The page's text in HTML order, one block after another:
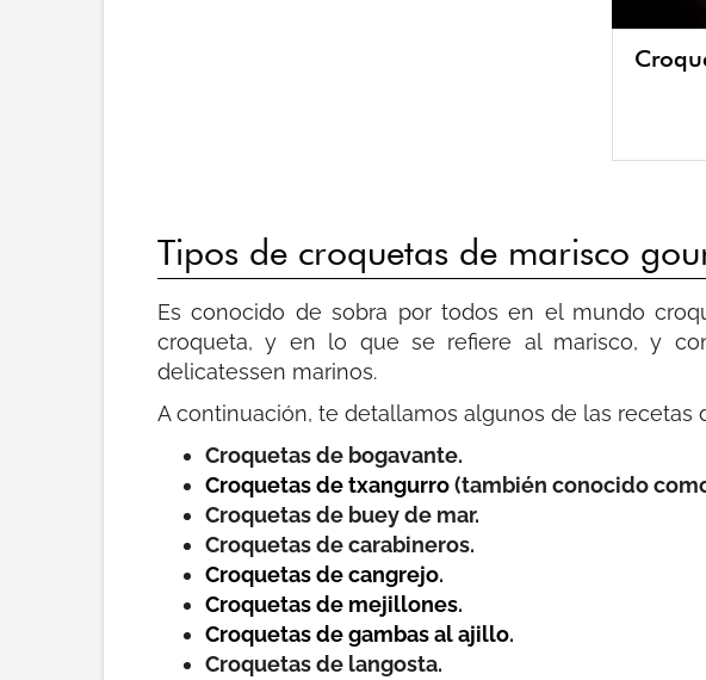
Tipos de croquetas de marisco
Es conocido de sobra por todos en el mundo
croqueta, y en lo que se refiere al marisco, y
delicatessen marinos.
A continuación, te detallamos algunos de las
Croquetas de bogavante.
Croquetas de txangurro(también conocido
Croquetas de buey de mar.
Croquetas de carabineros.
Croquetas de cangrejo.
Croquetas de mejillones.
Croquetas de gambas al ajillo.
Croquetas de langosta.